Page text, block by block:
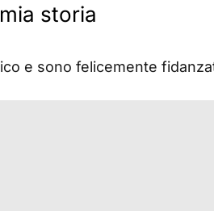
storia
e sono felicemente